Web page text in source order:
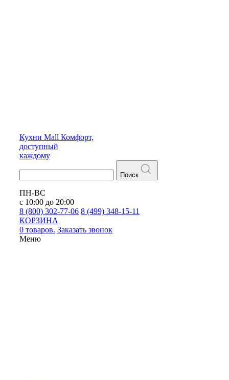
Кухни Mall Комфорт,
доступный
каждому
Поиск
ПН-ВС
с 10:00 до 20:00
8 (800) 302-77-06 8 (499) 348-15-11
КОРЗИНА
0 товаров. Заказать звонок
Меню